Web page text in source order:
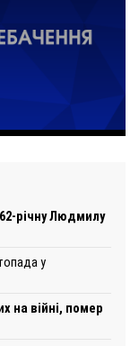
річну Людмилу
у
на війні, помер